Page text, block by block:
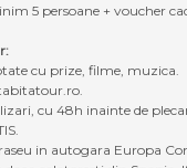
5 persoane + voucher
cu prize, filme, muzica.
cu 48h inainte de
in autogara Europa